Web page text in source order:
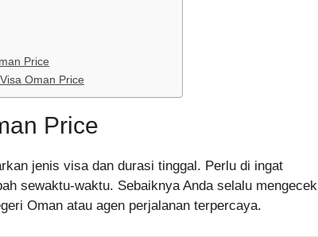
Price
Oman Price
Price
jenis visa dan durasi tinggal. Perlu di ingat
sewaktu-waktu. Sebaiknya Anda selalu mengecek
Oman atau agen perjalanan terpercaya.